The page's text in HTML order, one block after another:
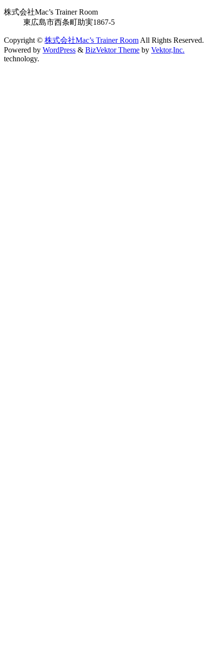
株式会社Mac’s Trainer Room
東広島市西条町助実1867-5
Copyright © 株式会社Mac’s Trainer Room All Rights Reserved.
Powered by WordPress & BizVektor Theme by Vektor,Inc.
technology.